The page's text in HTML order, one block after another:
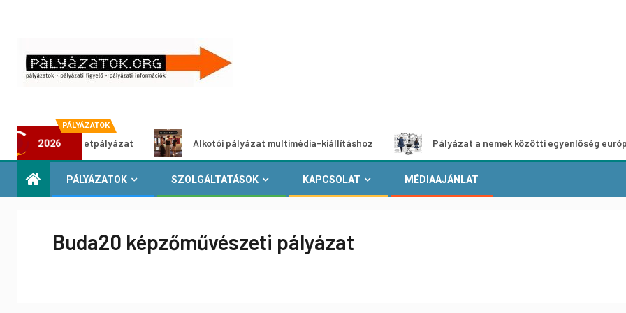
PÁLYÁZATOK
2026
ötletpályázat Alkotói pályázat multimédia-kiállításhoz Pályázat a nemek közötti egyenlőség európai
PÁLYÁZATOK SZOLGÁLTATÁSOK KAPCSOLAT MÉDIAAJÁNLAT
Buda20 képzőművészeti pályázat